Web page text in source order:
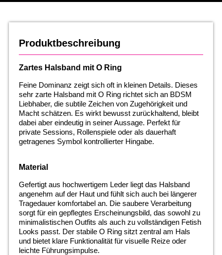
Produktbeschreibung
Zartes Halsband mit O Ring
Feine Dominanz zeigt sich oft in kleinen Details. Dieses
sehr zarte Halsband mit O Ring richtet sich an BDSM
Liebhaber, die subtile Zeichen von Zugehörigkeit und
Macht schätzen. Es wirkt bewusst zurückhaltend, bleibt
dabei aber eindeutig in seiner Aussage. Perfekt für
private Sessions, Rollenspiele oder als dauerhaft
getragenes Symbol kontrollierter Hingabe.
Material
Gefertigt aus hochwertigem Leder liegt das Halsband
angenehm auf der Haut und fühlt sich auch bei längerer
Tragedauer komfortabel an. Die saubere Verarbeitung
sorgt für ein gepflegtes Erscheinungsbild, das sowohl zu
minimalistischen Outfits als auch zu vollständigen Fetish
Looks passt. Der stabile O Ring sitzt zentral am Hals
und bietet klare Funktionalität für visuelle Reize oder
leichte Führungsimpulse.